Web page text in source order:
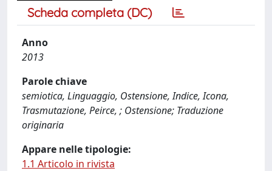
Scheda completa (DC)
Anno
2013
Parole chiave
semiotica, Linguaggio, Ostensione, Indice, Icona,
Trasmutazione, Peirce, ; Ostensione; Traduzione
originaria
Appare nelle tipologie:
1.1 Articolo in rivista